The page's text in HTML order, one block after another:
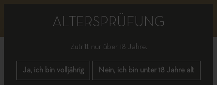
Woche zu vereinzelten Lieferverzögerungen kommen
ALTERSPRÜFUNG
Zutritt nur über 18 Jahre.
Ja, ich bin volljährig Nein, ich bin unter 18 Jahre alt